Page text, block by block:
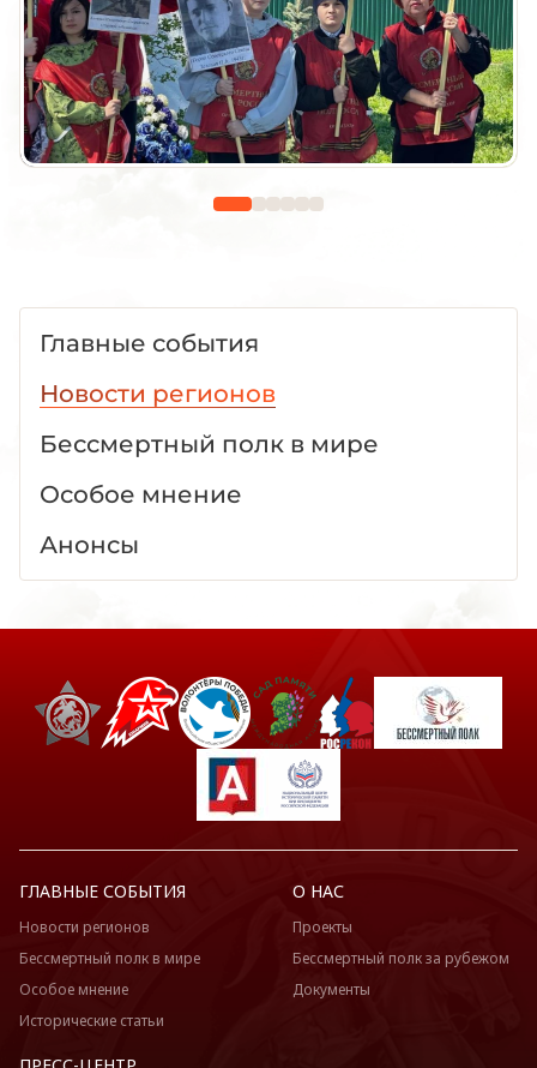
Главные события
Новости регионов
Бессмертный полк в мире
Особое мнение
Анонсы
ГЛАВНЫЕ СОБЫТИЯ
Новости регионов
Бессмертный полк в мире
Особое мнение
Исторические статьи
О НАС
Проекты
Бессмертный полк за рубежом
Документы